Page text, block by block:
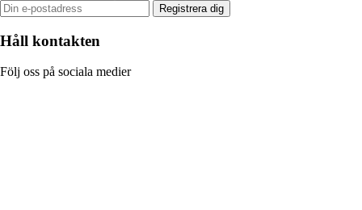
Registrera dig
Håll kontakten
Följ oss på sociala medier